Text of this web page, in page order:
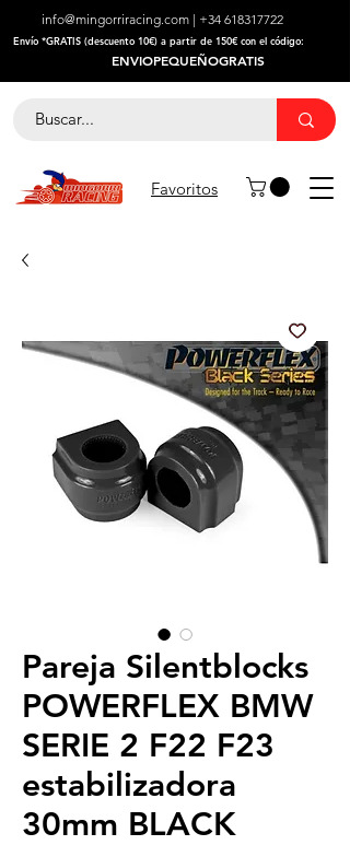
info@mingorriracing.com | +34 618317722
​Envío *GRATIS (descuento 10€) a partir de 150€ con el código:
ENVIOPEQUEÑOGRATIS
Favoritos
Pareja Silentblocks
POWERFLEX BMW
SERIE 2 F22 F23
estabilizadora
30mm BLACK